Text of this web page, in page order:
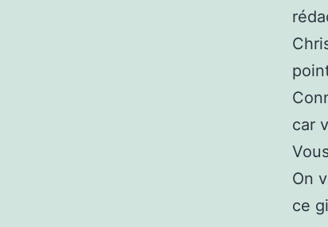
car
On
ce